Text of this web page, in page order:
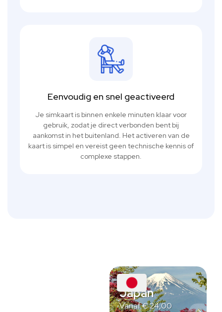
Eenvoudig en snel geactiveerd
Je simkaart is binnen enkele minuten klaar voor
gebruik, zodat je direct verbonden bent bij
aankomst in het buitenland. Het activeren van de
kaart is simpel en vereist geen technische kennis of
complexe stappen.
Japan
Vanaf€24,00